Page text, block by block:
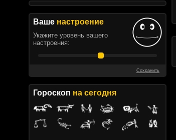
Ваше настроение
Укажите уровень вашего
настроения:
Сохранить
Гороскоп на сегодня